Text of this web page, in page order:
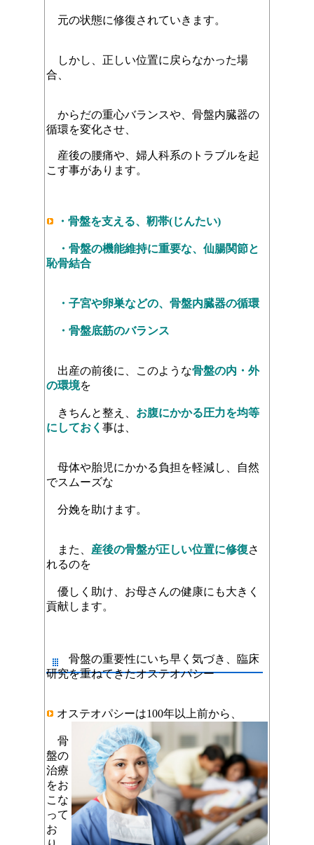
元の状態に修復されていきます。
しかし、正しい位置に戻らなかった場
合、
からだの重心バランスや、骨盤内臓器の
循環を変化させ、
産後の腰痛や、婦人科系のトラブルを起
こす事があります。
・骨盤を支える、靭帯(じんたい)
・骨盤の機能維持に重要な、仙腸関節と
恥骨結合
・子宮や卵巣などの、骨盤内臓器の循環
・骨盤底筋のバランス
出産の前後に、このような骨盤の内・外
の環境を
きちんと整え、 お腹にかかる圧力を均等
にしておく 事は、
母体や胎児にかかる負担を軽減し、自然
でスムーズな
分娩を助けます。
また、 産後の骨盤が正しい位置に修復さ
れるのを
優しく助け、お母さんの健康にも大きく
貢献します。
骨盤の重要性にいち早く気づき、臨床
研究を重ねてきたオステオパシー
オステオパシーは100年以上前から、
骨
盤の
治療
をお
こな
って
お